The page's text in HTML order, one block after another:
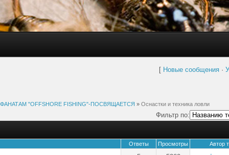
[ Новые сообщения ·
ФАНАТАМ "OFFSHORE FISHING"-ПОСВЯЩАЕТСЯ » Оснастки и техника ловли
Фильтр по:
Ответы Просмотры Автор